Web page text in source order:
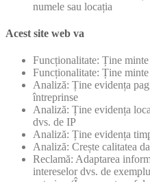
numele sau locația
Acest site web va
Funcționalitate: Ține
Funcționalitate: Ține minte
Analiză: Ține evidența
întreprinse
Analiză: Ține evidența
dvs. de IP
Analiză: Ține evidența
Analiză: Crește calitatea
Reclamă: Adaptarea
intereselor dvs. de